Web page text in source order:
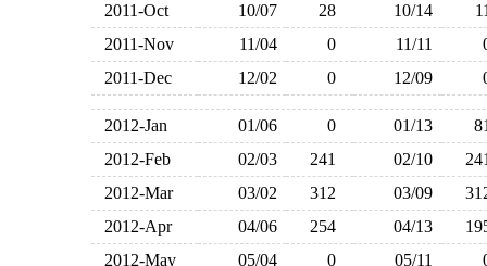
2011-Oct
10/07 28 10/14
2011-Nov
11/04 0 11/11
2011-Dec
12/02 0 12/09
2012-Jan 01/06 0 01/13
2012-Feb
02/03 241 02/10
2012-Mar
03/02 312 03/09
2012-Apr
04/06 254 04/13
2012-May
05/04 0 05/11